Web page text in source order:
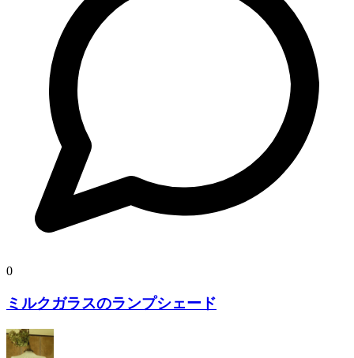
0
ミルクガラスのランプシェード